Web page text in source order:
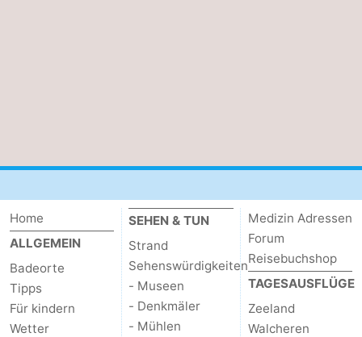
Home
ALLGEMEIN
Badeorte
Tipps
Für kindern
Wetter
SEHEN & TUN
Strand
Sehenswürdigkeiten
- Museen
- Denkmäler
- Mühlen
Medizin Adressen
Forum
Reisebuchshop
TAGESAUSFLÜGE
Zeeland
Walcheren